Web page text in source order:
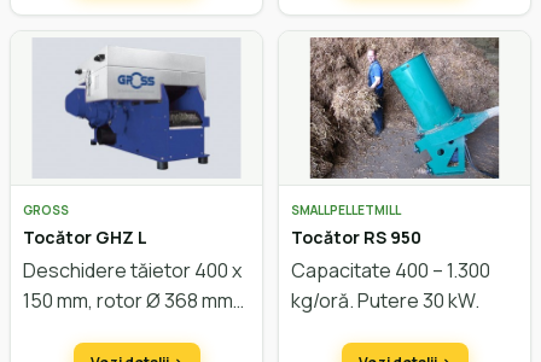
GROSS
Tocător GHZ L
Deschidere tăietor 400 x
150 mm, rotor Ø 368 mm
SMALLPELLETMILL
Tocător RS 950
Capacitate 400 – 1.300
kg/oră. Putere 30 kW.